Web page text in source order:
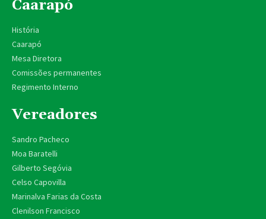
Caarapó
História
Caarapó
Mesa Diretora
Comissões permanentes
Regimento Interno
Vereadores
Sandro Pacheco
Moa Baratelli
Gilberto Segóvia
Celso Capovilla
Marinalva Farias da Costa
Clenilson Francisco